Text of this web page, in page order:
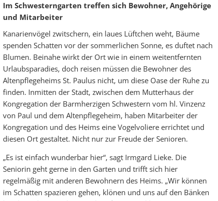
Im Schwesterngarten treffen sich Bewohner, Angehörige
und Mitarbeiter
Kanarienvögel zwitschern, ein laues Lüftchen weht, Bäume
spenden Schatten vor der sommerlichen Sonne, es duftet nach
Blumen. Beinahe wirkt der Ort wie in einem weitentfernten
Urlaubsparadies, doch reisen müssen die Bewohner des
Altenpflegeheims St. Paulus nicht, um diese Oase der Ruhe zu
finden. Inmitten der Stadt, zwischen dem Mutterhaus der
Kongregation der Barmherzigen Schwestern vom hl. Vinzenz
von Paul und dem Altenpflegeheim, haben Mitarbeiter der
Kongregation und des Heims eine Vogelvoliere errichtet und
diesen Ort gestaltet. Nicht nur zur Freude der Senioren.
„Es ist einfach wunderbar hier“, sagt Irmgard Lieke. Die
Seniorin geht gerne in den Garten und trifft sich hier
regelmäßig mit anderen Bewohnern des Heims. „Wir können
im Schatten spazieren gehen, klönen und uns auf den Bänken